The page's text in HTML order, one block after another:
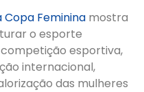
Copa Feminina mostra
o esporte
esportiva,
internacional,
das mulheres